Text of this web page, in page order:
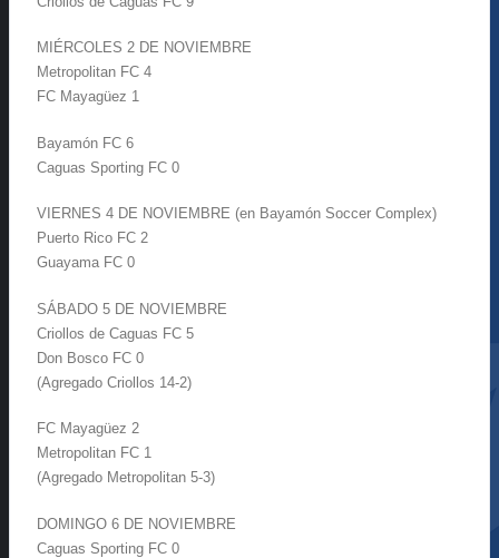
MIÉRCOLES 2 DE NOVIEMBRE
Metropolitan FC 4
FC Mayagüez 1
Bayamón FC 6
Caguas Sporting FC 0
VIERNES 4 DE NOVIEMBRE (en Bayamón Soccer Complex)
Puerto Rico FC 2
Guayama FC 0
SÁBADO 5 DE NOVIEMBRE
Criollos de Caguas FC 5
Don Bosco FC 0
(Agregado Criollos 14-2)
FC Mayagüez 2
Metropolitan FC 1
(Agregado Metropolitan 5-3)
DOMINGO 6 DE NOVIEMBRE
Caguas Sporting FC 0